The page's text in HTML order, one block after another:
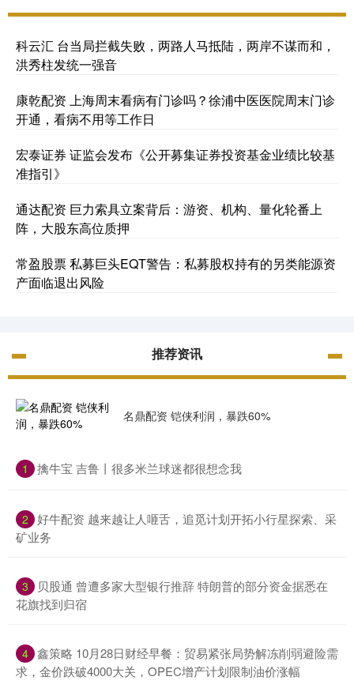
科云汇 台当局拦截失败，两路人马抵陆，两岸不谋而和，
洪秀柱发统一强音
康乾配资 上海周末看病有门诊吗？徐浦中医医院周末门诊
开通，看病不用等工作日
宏泰证券 证监会发布《公开募集证券投资基金业绩比较基
准指引》
通达配资 巨力索具立案背后：游资、机构、量化轮番上
阵，大股东高位质押
常盈股票 私募巨头EQT警告：私募股权持有的另类能源资
产面临退出风险
推荐资讯
名鼎配资 铠侠利润，暴跌60%
1 ​擒牛宝 吉鲁丨很多米兰球迷都很想念我
2 ​好牛配资 越来越让人咂舌，追觅计划开拓小行星探索、采
矿业务
3
​贝股通 曾遭多家大型银行推辞 特朗普的部分资金据悉在
花旗找到归宿
4 ​鑫策略 10月28日财经早餐：贸易紧张局势解冻削弱避险需
求，金价跌破4000大关，OPEC增产计划限制油价涨幅